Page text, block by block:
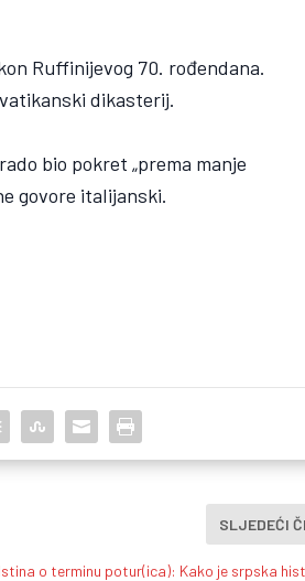
Ruffinijevog 70. rođendana.
dikasterij.
bio pokret „prema manje
govore italijanski.
SLJEDEĆI
Istina o terminu potur(ica): Kako je srpska